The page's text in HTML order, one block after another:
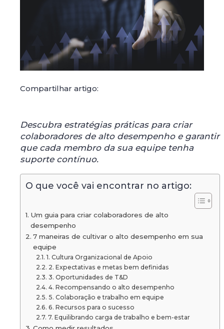
Compartilhar artigo:
Descubra estratégias práticas para criar
colaboradores de alto desempenho e garantir
que cada membro da sua equipe tenha
suporte contínuo.
O que você vai encontrar no artigo:
Um guia para criar colaboradores de alto
desempenho
7 maneiras de cultivar o alto desempenho em sua
equipe
1. Cultura Organizacional de Apoio
2. Expectativas e metas bem definidas
3. Oportunidades de T&D
4. Recompensando o alto desempenho
5. Colaboração e trabalho em equipe
6. Recursos para o sucesso
7. Equilibrando carga de trabalho e bem-estar